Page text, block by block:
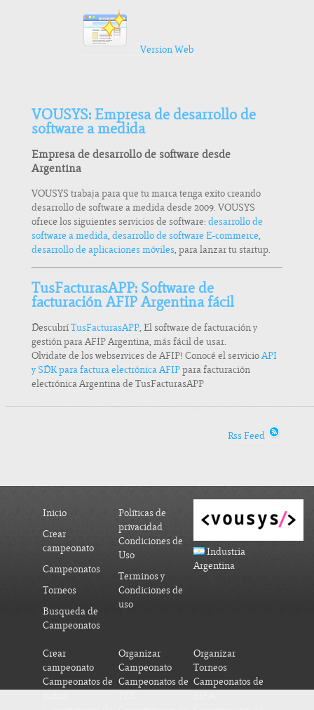
Version Web
VOUSYS: Empresa de desarrollo de
software a medida
Empresa de desarrollo de software desde
Argentina
VOUSYS trabaja para que tu marca tenga exito creando
desarrollo de software a medida desde 2009. VOUSYS
ofrece los siguientes servicios de software: desarrollo de
software a medida, desarrollo de software E-commerce,
desarrollo de aplicaciones móviles, para lanzar tu startup.
TusFacturasAPP: Software de
facturación AFIP Argentina fácil
DescubríTusFacturasAPP, El software de facturación y
gestión para AFIP Argentina, más fácil de usar.
Olvidate de los webservices de AFIP! Conocé el servicioAPI
y SDK para factura electrónica AFIPpara facturación
electrónica Argentina de TusFacturasAPP
Rss Feed
Inicio
Crear
campeonato
Campeonatos
Torneos
Busqueda de
Campeonatos
Políticas de
privacidad
Condiciones de
Uso
Terminos y
Condiciones de
uso
Industria
Argentina
Crear
campeonato
Organizar
Campeonato
Organizar
Torneos
Campeonatos de Campeonatos de Campeonatos de